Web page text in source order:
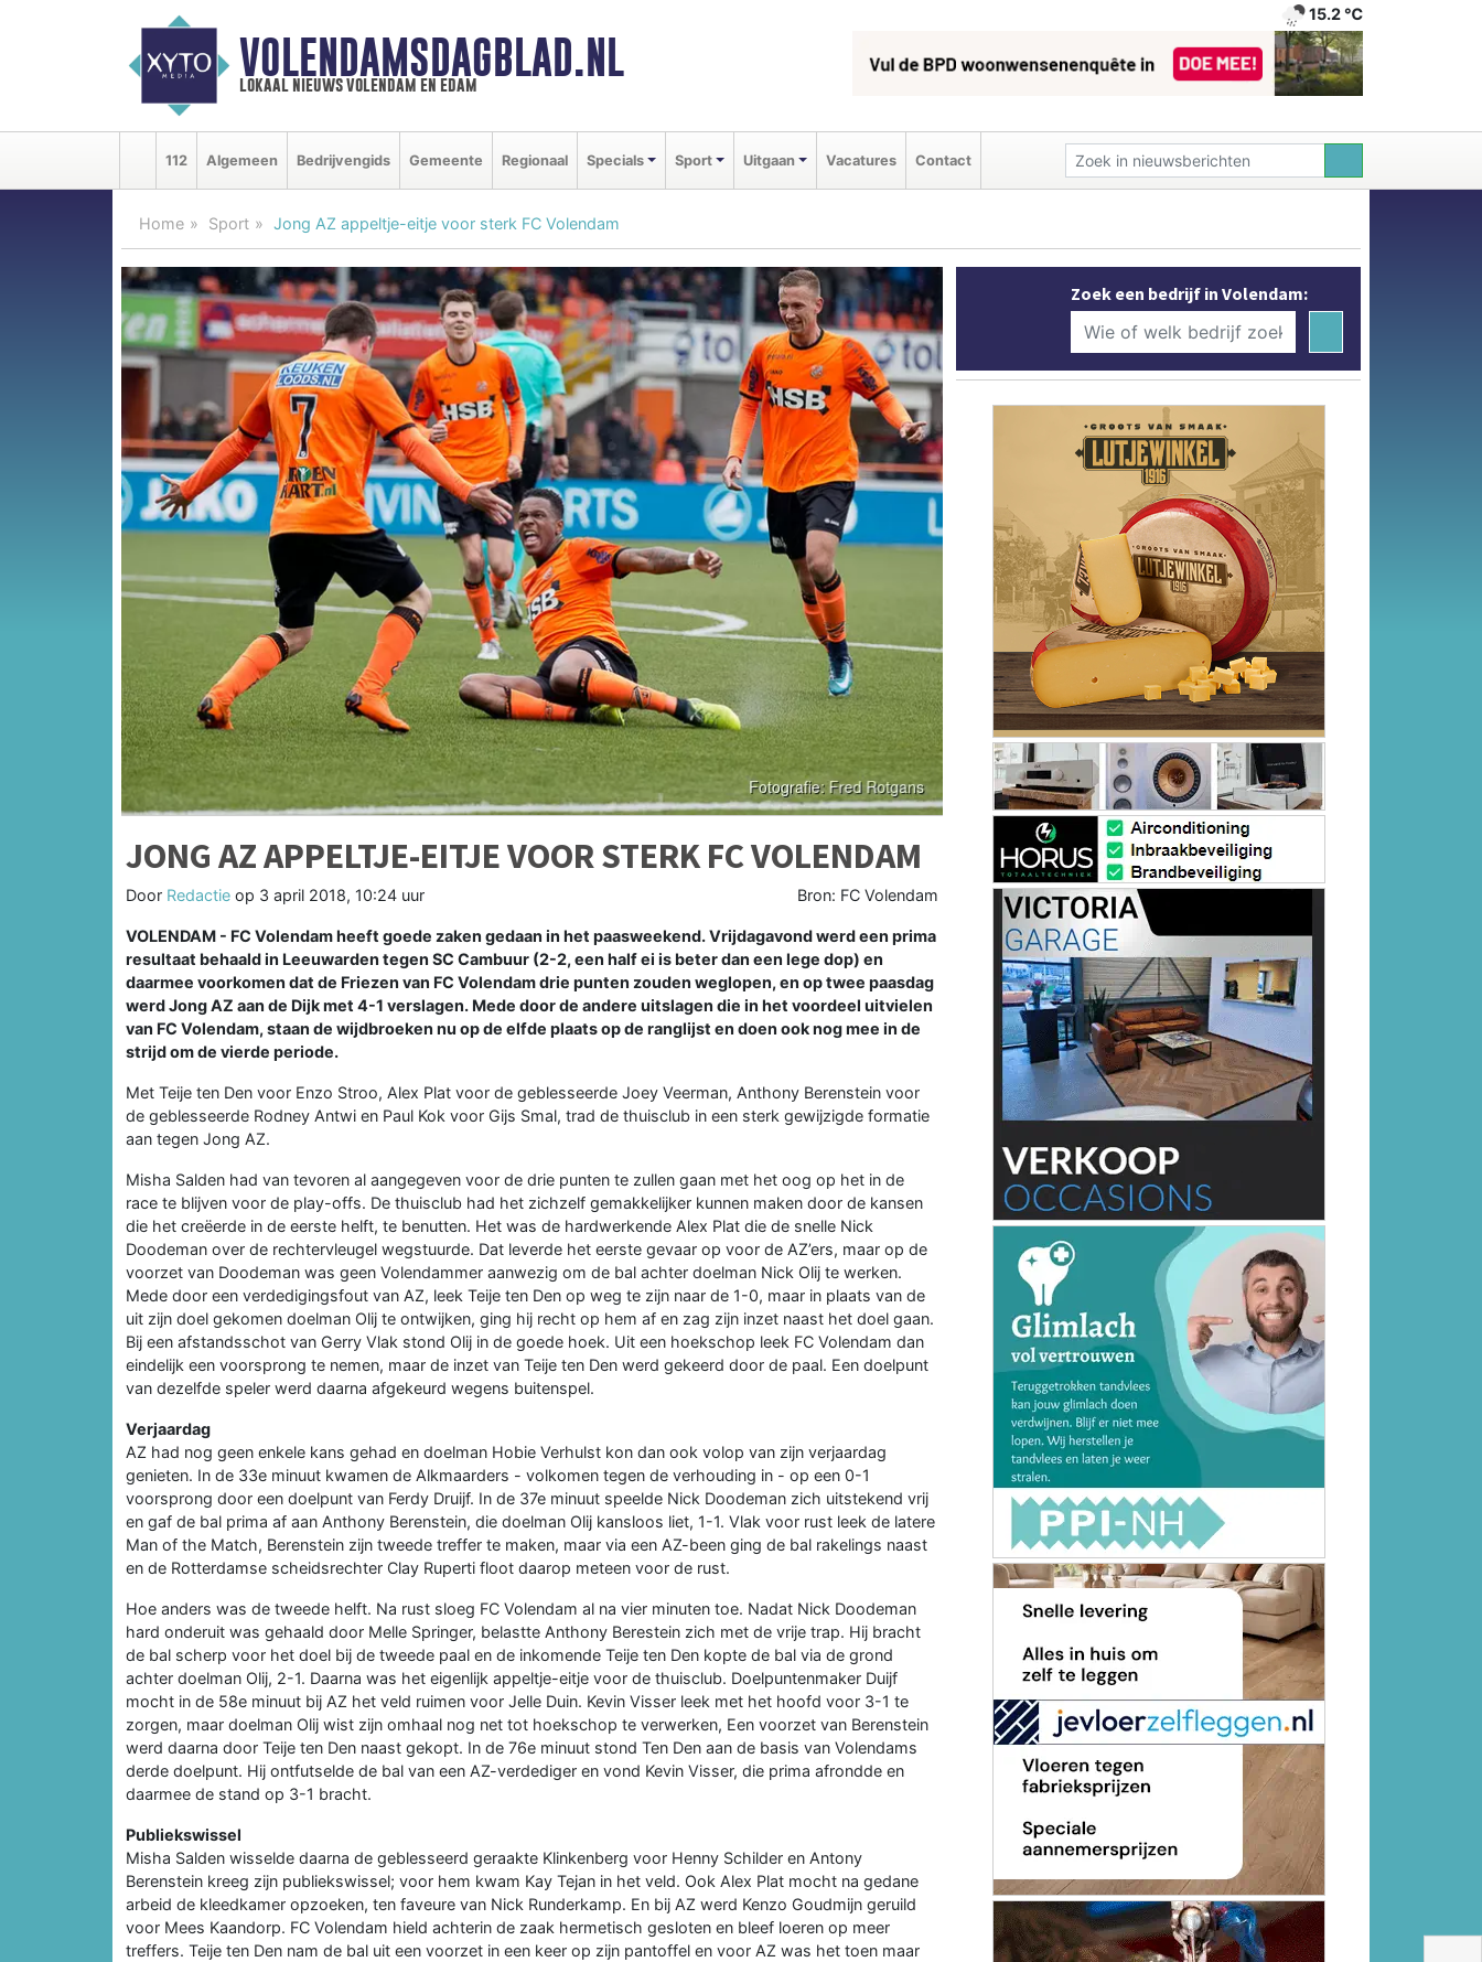
VOLENDAMSDAGBLAD.NL
lokaal nieuws volendam en edam
15.2 ℃
112 Algemeen Bedrijvengids Gemeente Regionaal Specials Sport Uitgaan Vacatures Contact
Home Sport Jong AZ appeltje-eitje voor sterk FC Volendam
JONG AZ APPELTJE-EITJE VOOR STERK FC VOLENDAM
Door Redactie op 3 april 2018, 10:24 uur Bron: FC Volendam
VOLENDAM - FC Volendam heeft goede zaken gedaan in het paasweekend. Vrijdagavond werd een prima
resultaat behaald in Leeuwarden tegen SC Cambuur (2-2, een half ei is beter dan een lege dop) en
daarmee voorkomen dat de Friezen van FC Volendam drie punten zouden weglopen, en op twee paasdag
werd Jong AZ aan de Dijk met 4-1 verslagen. Mede door de andere uitslagen die in het voordeel uitvielen
van FC Volendam, staan de wijdbroeken nu op de elfde plaats op de ranglijst en doen ook nog mee in de
strijd om de vierde periode.
Met Teije ten Den voor Enzo Stroo, Alex Plat voor de geblesseerde Joey Veerman, Anthony Berenstein voor
de geblesseerde Rodney Antwi en Paul Kok voor Gijs Smal, trad de thuisclub in een sterk gewijzigde formatie
aan tegen Jong AZ.
Misha Salden had van tevoren al aangegeven voor de drie punten te zullen gaan met het oog op het in de
race te blijven voor de play-offs. De thuisclub had het zichzelf gemakkelijker kunnen maken door de kansen
die het creëerde in de eerste helft, te benutten. Het was de hardwerkende Alex Plat die de snelle Nick
Doodeman over de rechtervleugel wegstuurde. Dat leverde het eerste gevaar op voor de AZ’ers, maar op de
voorzet van Doodeman was geen Volendammer aanwezig om de bal achter doelman Nick Olij te werken.
Mede door een verdedigingsfout van AZ, leek Teije ten Den op weg te zijn naar de 1-0, maar in plaats van de
uit zijn doel gekomen doelman Olij te ontwijken, ging hij recht op hem af en zag zijn inzet naast het doel gaan.
Bij een afstandsschot van Gerry Vlak stond Olij in de goede hoek. Uit een hoekschop leek FC Volendam dan
eindelijk een voorsprong te nemen, maar de inzet van Teije ten Den werd gekeerd door de paal. Een doelpunt
van dezelfde speler werd daarna afgekeurd wegens buitenspel.
Verjaardag
AZ had nog geen enkele kans gehad en doelman Hobie Verhulst kon dan ook volop van zijn verjaardag
genieten. In de 33e minuut kwamen de Alkmaarders - volkomen tegen de verhouding in - op een 0-1
voorsprong door een doelpunt van Ferdy Druijf. In de 37e minuut speelde Nick Doodeman zich uitstekend vrij
en gaf de bal prima af aan Anthony Berenstein, die doelman Olij kansloos liet, 1-1. Vlak voor rust leek de latere
Man of the Match, Berenstein zijn tweede treffer te maken, maar via een AZ-been ging de bal rakelings naast
en de Rotterdamse scheidsrechter Clay Ruperti floot daarop meteen voor de rust.
Hoe anders was de tweede helft. Na rust sloeg FC Volendam al na vier minuten toe. Nadat Nick Doodeman
hard onderuit was gehaald door Melle Springer, belastte Anthony Berestein zich met de vrije trap. Hij bracht
de bal scherp voor het doel bij de tweede paal en de inkomende Teije ten Den kopte de bal via de grond
achter doelman Olij, 2-1. Daarna was het eigenlijk appeltje-eitje voor de thuisclub. Doelpuntenmaker Duijf
mocht in de 58e minuut bij AZ het veld ruimen voor Jelle Duin. Kevin Visser leek met het hoofd voor 3-1 te
zorgen, maar doelman Olij wist zijn omhaal nog net tot hoekschop te verwerken, Een voorzet van Berenstein
werd daarna door Teije ten Den naast gekopt. In de 76e minuut stond Ten Den aan de basis van Volendams
derde doelpunt. Hij ontfutselde de bal van een AZ-verdediger en vond Kevin Visser, die prima afrondde en
daarmee de stand op 3-1 bracht.
Publiekswissel
Misha Salden wisselde daarna de geblesseerd geraakte Klinkenberg voor Henny Schilder en Antony
Berenstein kreeg zijn publiekswissel; voor hem kwam Kay Tejan in het veld. Ook Alex Plat mocht na gedane
arbeid de kleedkamer opzoeken, ten faveure van Nick Runderkamp. En bij AZ werd Kenzo Goudmijn geruild
voor Mees Kaandorp. FC Volendam hield achterin de zaak hermetisch gesloten en bleef loeren op meer
treffers. Teije ten Den nam de bal uit een voorzet in een keer op zijn pantoffel en voor AZ was het toen maar
Zoek een bedrijf in Volendam: